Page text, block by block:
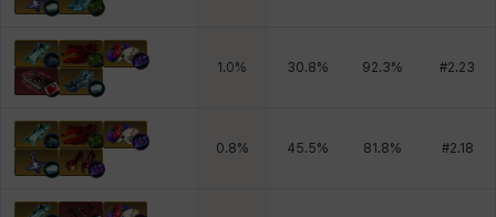
1.0% 30.8% 92.3% #2.23
0.8% 45.5% 81.8% #2.18